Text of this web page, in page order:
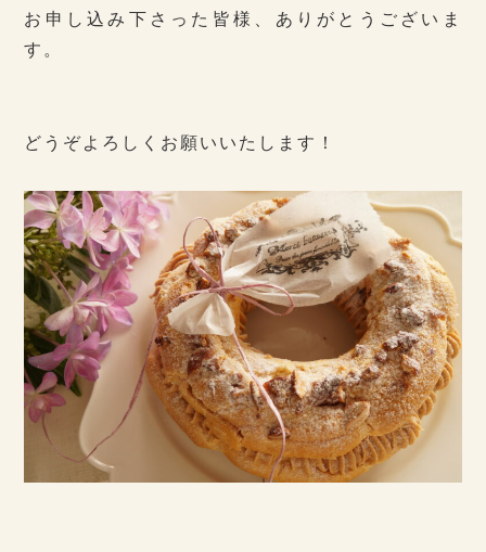
お申し込み下さった皆様、ありがとうございま
す。
どうぞよろしくお願いいたします！